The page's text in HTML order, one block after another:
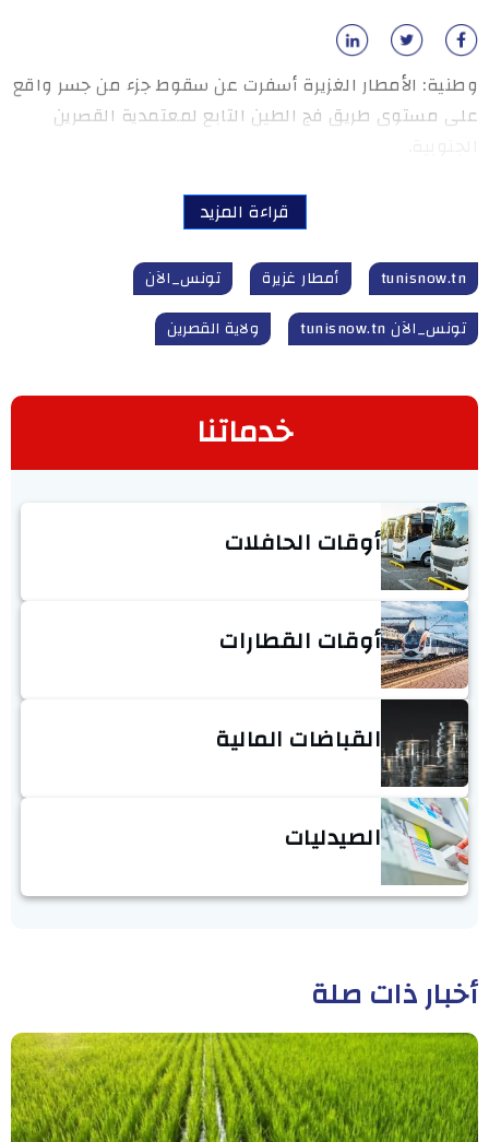
وطنية: الأمطار الغزيرة أسفرت عن سقوط جزء من جسر واقع
على مستوى طريق فج الطين التابع لمعتمدية القصرين
قراءة المزيد
tunisnow.tn أمطار غزيرة
تونس_الآن
تونس_الآن tunisnow.tn
ولاية القصرين
خدماتنا
أوقات الحافلات
أوقات القطارات
القباضات المالية
الصيدليات
أخبار ذات صلة